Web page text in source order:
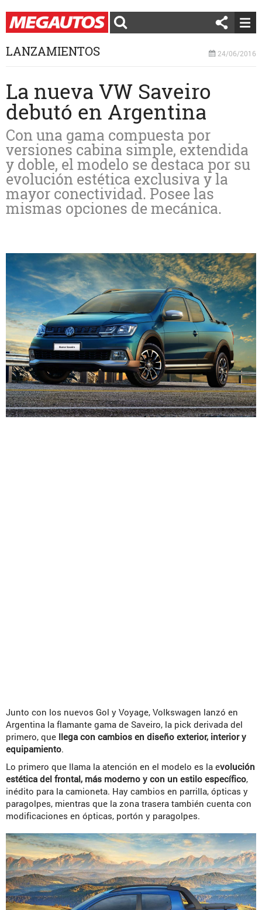
LANZAMIENTOS 24/06/2016
La nueva VW Saveiro
debutó en Argentina
Con una gama compuesta por
versiones cabina simple, extendida
y doble, el modelo se destaca por su
evolución estética exclusiva y la
mayor conectividad. Posee las
mismas opciones de mecánica.
Junto con los nuevos Gol y Voyage, Volkswagen lanzó en
Argentina la flamante gama de Saveiro, la pick derivada del
primero, que llega con cambios en diseño exterior, interior y
equipamiento.
Lo primero que llama la atención en el modelo es la evolución
estética del frontal, más moderno y con un estilo específico,
inédito para la camioneta. Hay cambios en parrilla, ópticas y
paragolpes, mientras que la zona trasera también cuenta con
modificaciones en ópticas, portón y paragolpes.